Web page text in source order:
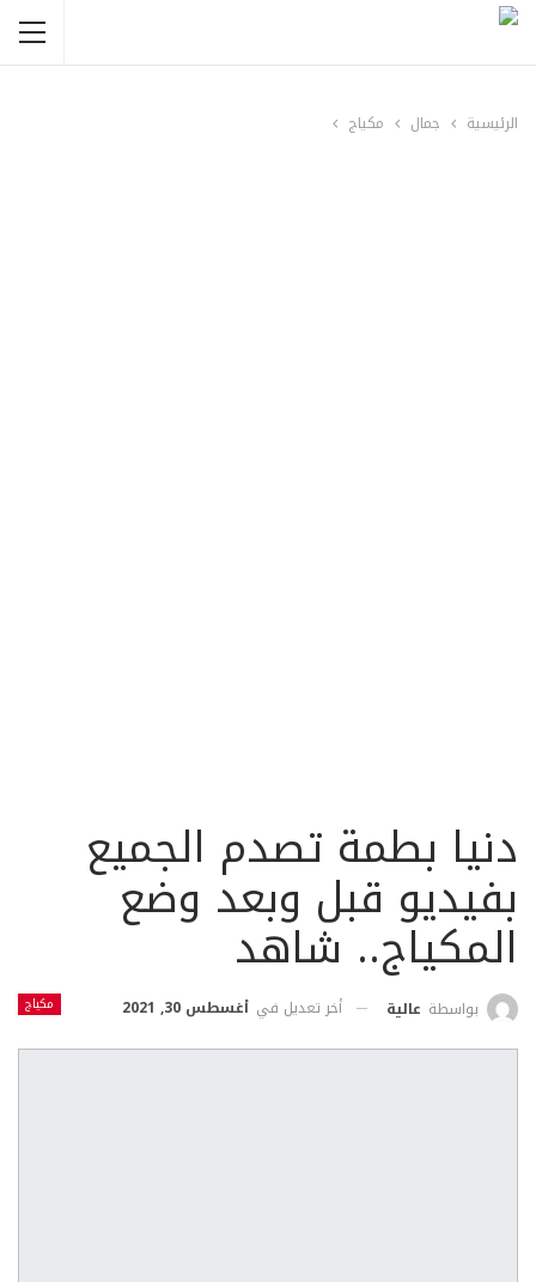
الرئيسية جمال مكياج
دنيا بطمة تصدم الجميع
بفيديو قبل وبعد وضع
المكياج.. شاهد
مكياج بواسطة عالية أخر تعديل في أغسطس 30, 2021